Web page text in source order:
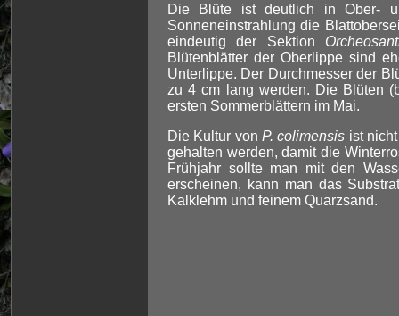
Die Blüte ist deutlich in Ober-
Sonneneinstrahlung die
eindeutig der Sektion
Blütenblätter der Oberlippe sind
Unterlippe. Der Durchmesser der
zu 4 cm lang werden. Die Blüten
ersten Sommerblättern im Mai.
Die Kultur von P. colimensis ist
gehalten werden, damit die
Frühjahr sollte man mit den
erscheinen, kann man das
Kalklehm und feinem Quarzsand.